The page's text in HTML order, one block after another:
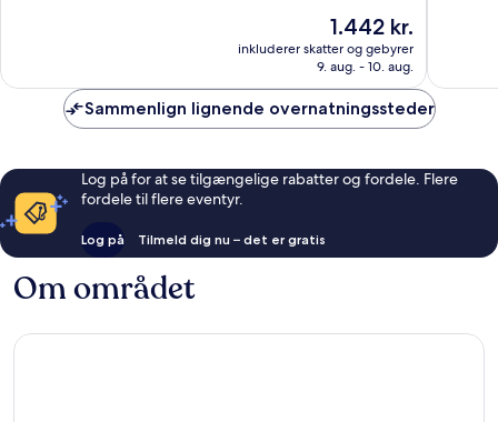
anmeldelser
Prisen
er
1.442 kr.
1.442 kr.
inkluderer skatter og gebyrer
9. aug. - 10. aug.
Sammenlign lignende overnatningssteder
Log på for at se tilgængelige rabatter og fordele. Flere
fordele til flere eventyr.
Log på Tilmeld dig nu – det er gratis
Om området